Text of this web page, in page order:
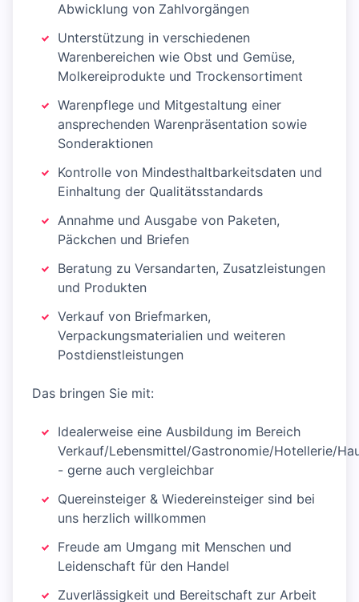
Abwicklung von Zahlvorgängen
Unterstützung in verschiedenen
Warenbereichen wie Obst und Gemüse,
Molkereiprodukte und Trockensortiment
Warenpflege und Mitgestaltung einer
ansprechenden Warenpräsentation sowie
Sonderaktionen
Kontrolle von Mindesthaltbarkeitsdaten und
Einhaltung der Qualitätsstandards
Annahme und Ausgabe von Paketen,
Päckchen und Briefen
Beratung zu Versandarten, Zusatzleistungen
und Produkten
Verkauf von Briefmarken,
Verpackungsmaterialien und weiteren
Postdienstleistungen
Das bringen Sie mit:
Idealerweise eine Ausbildung im Bereich
Verkauf/Lebensmittel/Gastronomie/Hotellerie/
- gerne auch vergleichbar
Quereinsteiger & Wiedereinsteiger sind bei
uns herzlich willkommen
Freude am Umgang mit Menschen und
Leidenschaft für den Handel
Zuverlässigkeit und Bereitschaft zur Arbeit